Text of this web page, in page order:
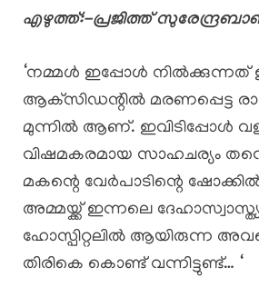
എഴുത്ത്:-പ്രജിത്ത്
‘നമ്മൾ ഇപ്പോൾ
ആക്‌സിഡന്റിൽ മരണപ്പെട്ട
മുന്നിൽ ആണ്. ഇവിടിപ്പോൾ
വിഷമകരമായ സാഹചര്യം
മകന്റെ വേർപാടിന്റെ
അമ്മയ്ക്ക് ഇന്നലെ
ഹോസ്പിറ്റലിൽ ആയിരുന്ന
തിരികെ കൊണ്ട് വന്നിട്ടുണ്ട്… ‘